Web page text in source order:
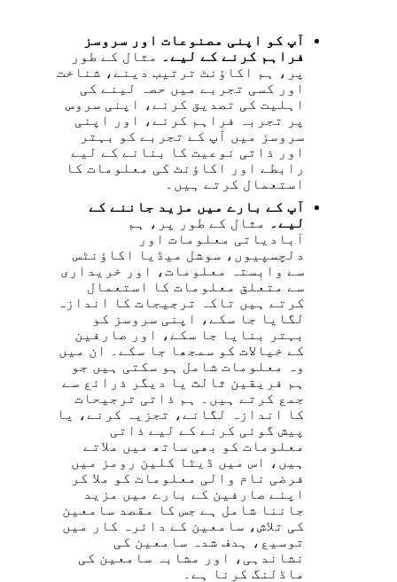
آپ کو اپنی مصنوعات اور سروسز
فراہم کرنے کے لیے۔
مثال کے طور
پر، ہم اکاؤنٹ ترتیب دینے، شناخت
اور کسی تجربے میں حصہ لینے کی
اہلیت کی تصدیق کرنے، اپنی سروس
پر تجربہ فراہم کرنے، اور اپنی
سروسز میں آپ کے تجربے کو بہتر
اور ذاتی نوعیت کا بنانے کے لیے
رابطے اور اکاؤنٹ کی معلومات کا
استعمال کرتے ہیں۔
آپ کے بارے میں مزید جاننے کے
لیے۔
مثال کے طور پر، ہم
آبادیاتی معلومات اور
دلچسپیوں، سوشل میڈیا اکاؤنٹس
سے وابستہ معلومات، اور خریداری
سے متعلق معلومات کا استعمال
کرتے ہیں تاکہ ترجیجات کا اندازہ
لگایا جا سکے، اپنی سروسز کو
بہتر بنایا جا سکے، اور صارفین
کے خیالات کو سمجھا جا سکے۔ ان میں
وہ معلومات شامل ہو سکتی ہیں جو
ہم فریقین ثالث یا دیگر ذرائع سے
جمع کرتے ہیں۔ ہم ذاتی ترجیحات
کا اندازہ لگانے، تجزیہ کرنے، یا
پیش گوئی کرنے کے لیے ذاتی
معلومات کو بھی ساتھ میں ملاتے
ہیں، اس میں ڈیٹا کلین رومز میں
فرضی نام والی معلومات کو ملا کر
اپنے صارفین کے بارے میں مزید
جاننا شامل ہے جس کا مقصد سامعین
کی تلاش، سامعین کے دائرہ کار میں
توسیع، ہدف شدہ سامعین کی
نشاندہی، اور مشابہ سامعین کی
ماڈلنگ کرنا ہے۔